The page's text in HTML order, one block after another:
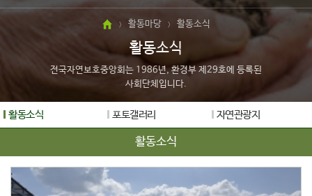
> 활동마당 > 활동소식
활동소식
전국자연보호중앙회는 1986년, 환경부 제29호에 등록된
사회단체입니다.
활동소식 포토갤러리 자연관광지
활동소식